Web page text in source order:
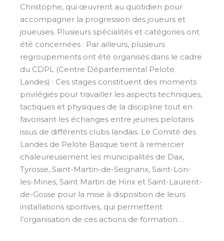
Christophe, qui œuvrent au quotidien pour
accompagner la progression des joueurs et
joueuses. Plusieurs spécialités et catégories ont
été concernées : Par ailleurs, plusieurs
regroupements ont été organisés dans le cadre
du CDPL (Centre Départemental Pelote
Landes) : Ces stages constituent des moments
privilégiés pour travailler les aspects techniques,
tactiques et physiques de la discipline tout en
favorisant les échanges entre jeunes pelotaris
issus de différents clubs landais. Le Comité des
Landes de Pelote Basque tient à remercier
chaleureusement les municipalités de Dax,
Tyrosse, Saint-Martin-de-Seignanx, Saint-Lon-
les-Mines, Saint Martin de Hinx et Saint-Laurent-
de-Gosse pour la mise à disposition de leurs
installations sportives, qui permettent
l’organisation de ces actions de formation.…